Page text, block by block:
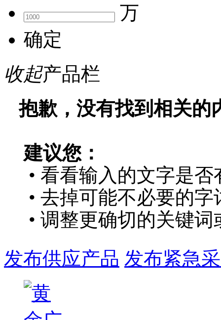
万
确定
收起产品栏
抱歉，没有找到相关的
建议您：
• 看看输入的文字是否
• 去掉可能不必要的字
• 调整更确切的关键
发布供应产品 发布紧急